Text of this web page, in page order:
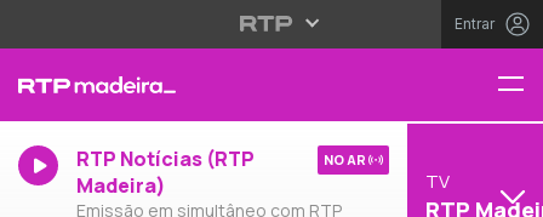
Entrar
RTP Notícias (RTP
Madeira)
Emissão em simultâneo com RTP
NO AR
TV
RTP